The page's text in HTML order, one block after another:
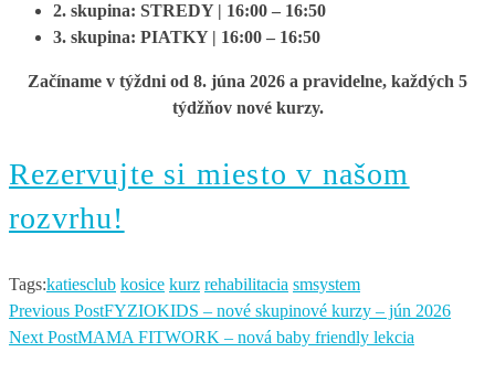
2. skupina: STREDY | 16:00 – 16:50
3. skupina: PIATKY | 16:00 – 16:50
Začíname v týždni od 8. júna 2026 a pravidelne, každých 5
týdžňov nové kurzy.
Rezervujte si miesto v našom
rozvrhu!
Tags:katiesclub kosice kurz rehabilitacia smsystem
Previous PostFYZIOKIDS – nové skupinové kurzy – jún 2026
Next PostMAMA FITWORK – nová baby friendly lekcia